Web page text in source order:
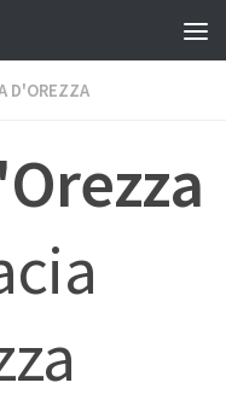
D'OREZZA